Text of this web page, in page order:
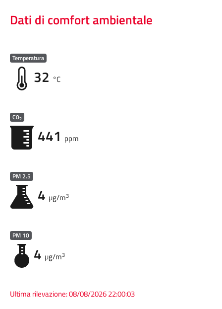
Dati di comfort ambientale
Temperatura
32 °C
C02
441 ppm
PM 2.5
4 µg/m3
PM 10
4 µg/m3
Ultima rilevazione:08/08/2026 22:00:03